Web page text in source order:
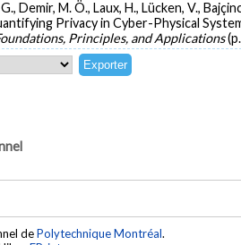
Demir, M. Ö., Laux, H., Lücken, V.,
Privacy in Cyber-Physical
Principles, and Applications
dePolytechnique Montréal.